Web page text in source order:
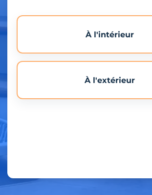
À l'intérieur
À l'extérieur